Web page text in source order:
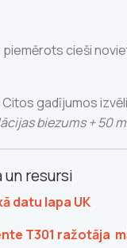
piemērots cieši
Citos gadījumos
biezums + 50
resursi
datu lapa UK
T301 ražotāja